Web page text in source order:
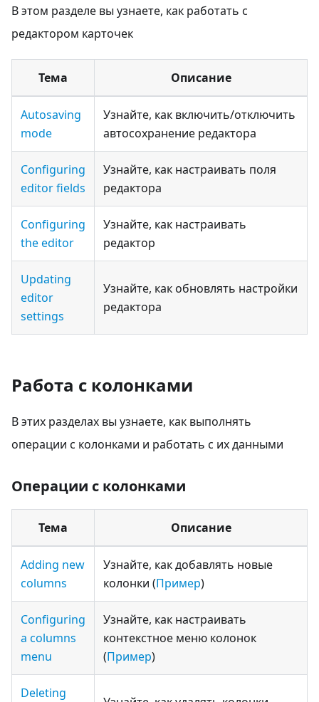
В этом разделе вы узнаете, как работать с
редактором карточек
Тема Описание
Autosaving
mode
Узнайте, как включить/отключить
автосохранение редактора
Configuring
editor fields
Узнайте, как настраивать поля
редактора
Configuring
the editor
Узнайте, как настраивать
редактор
Updating
editor
settings
Узнайте, как обновлять настройки
редактора
Работа с колонками
В этих разделах вы узнаете, как выполнять
операции с колонками и работать с их данными
Операции с колонками
Тема Описание
Adding new
columns
Узнайте, как добавлять новые
колонки (Пример)
Configuring
a columns
menu
Узнайте, как настраивать
контекстное меню колонок
(Пример)
Deleting